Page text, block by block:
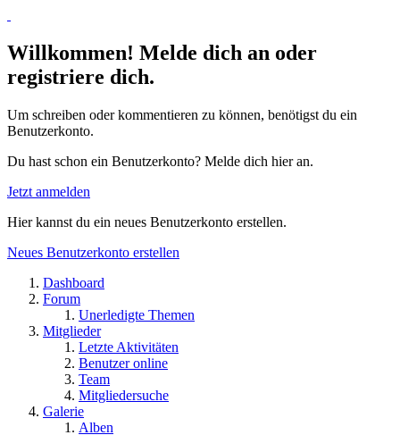
Willkommen! Melde dich an oder
registriere dich.
Um schreiben oder kommentieren zu können, benötigst du ein
Benutzerkonto.
Du hast schon ein Benutzerkonto? Melde dich hier an.
Jetzt anmelden
Hier kannst du ein neues Benutzerkonto erstellen.
Neues Benutzerkonto erstellen
Dashboard
Forum
Unerledigte Themen
Mitglieder
Letzte Aktivitäten
Benutzer online
Team
Mitgliedersuche
Galerie
Alben